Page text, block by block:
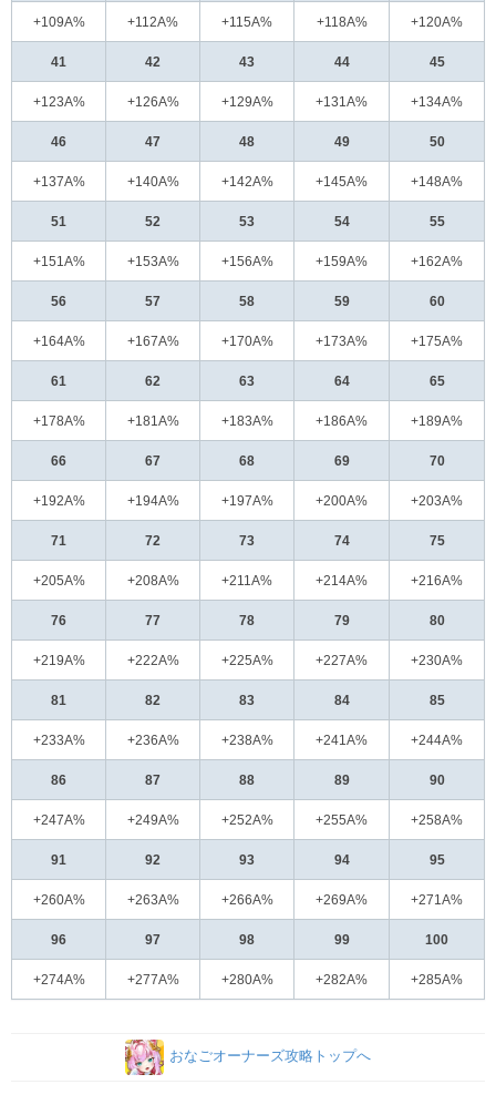
+109A% +112A% +115A% +118A% +120A%
41 42 43 44 45
+123A% +126A% +129A% +131A% +134A%
46 47 48 49 50
+137A% +140A% +142A% +145A% +148A%
51 52 53 54 55
+151A% +153A% +156A% +159A% +162A%
56 57 58 59 60
+164A% +167A% +170A% +173A% +175A%
61 62 63 64 65
+178A% +181A% +183A% +186A% +189A%
66 67 68 69 70
+192A% +194A% +197A% +200A% +203A%
71 72 73 74 75
+205A% +208A% +211A% +214A% +216A%
76 77 78 79 80
+219A% +222A% +225A% +227A% +230A%
81 82 83 84 85
+233A% +236A% +238A% +241A% +244A%
86 87 88 89 90
+247A% +249A% +252A% +255A% +258A%
91 92 93 94 95
+260A% +263A% +266A% +269A% +271A%
96 97 98 99 100
+274A% +277A% +280A% +282A% +285A%
おなごオーナーズ攻略トップへ